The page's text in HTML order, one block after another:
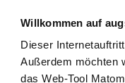
Willkommen auf
Dieser
Außerdem möchten
das Web-Tool